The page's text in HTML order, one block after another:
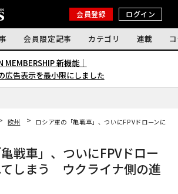
会員登録 ログイン
会員限定記事 カテゴリ 連載
新機能｜
広告表示を最小限にしました
欧州
ロシア軍の「亀戦車」、ついにFPVドローンに
戦車」、ついにFPVドロー
てしまう ウクライナ側の進